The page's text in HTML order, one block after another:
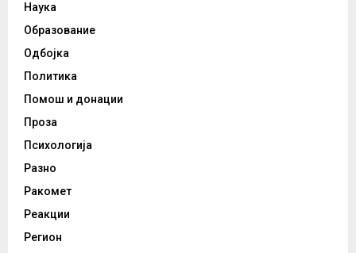
Наука
Образование
Одбојка
Политика
Помош и донации
Проза
Психологија
Разно
Ракомет
Реакции
Регион